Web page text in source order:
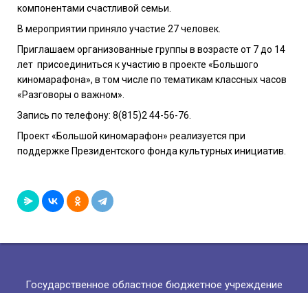
компонентами счастливой семьи.
В мероприятии приняло участие 27 человек.
Приглашаем организованные группы в возрасте от 7 до 14
лет присоединиться к участию в проекте «Большого
киномарафона», в том числе по тематикам классных часов
«Разговоры о важном».
Запись по телефону: 8(815)2 44-56-76.
Проект «Большой киномарафон» реализуется при
поддержке Президентского фонда культурных инициатив.
Государственное областное бюджетное учреждение